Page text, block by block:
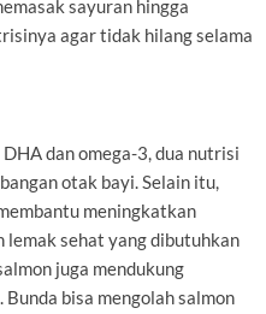
sayuran hingga
agar tidak hilang selama
dan omega-3, dua nutrisi
otak bayi. Selain itu,
meningkatkan
lemak sehat yang dibutuhkan
juga mendukung
bisa mengolah salmon